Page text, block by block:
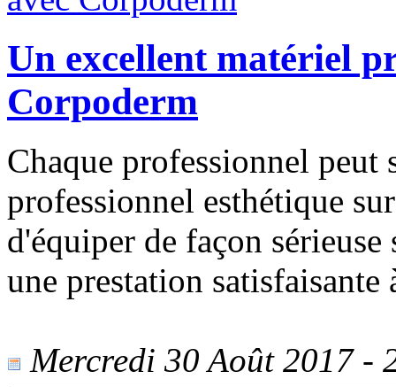
Un excellent matériel
Corpoderm
Chaque professionnel
professionnel esthétique
d'équiper de façon
une prestation satisfaisante
Mercredi 30 Août 2017 -